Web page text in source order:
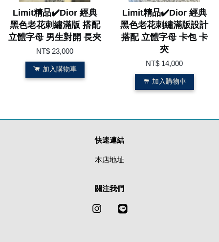
Limit精品✔️Dior 經典
黑色老花刺繡滿版 搭配
立體字母 男生對開 長夾
NT$ 23,000
加入購物車
Limit精品✔️Dior 經典
黑色老花刺繡滿版設計
搭配 立體字母 卡包 卡
夾
NT$ 14,000
加入購物車
快速連結
本店地址
關注我們
Instagram